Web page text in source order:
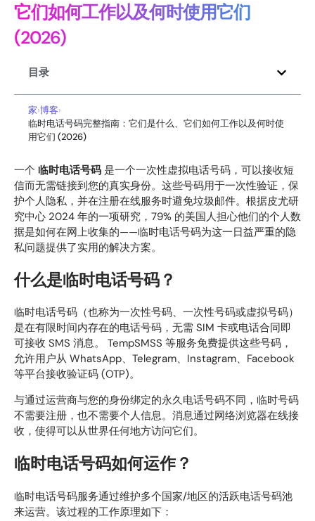
它们如何工作以及何时使用它们
(2026)
目录
家›博客›
临时电话号码完整指南：它们是什么、它们如何工作以及何时使
用它们 (2026)
一个 临时电话号码 是一个一次性虚拟电话号码，可以接收短
信而无需链接到您的真实身份。这些号码用于一次性验证，保
护个人隐私，并在注册在线服务时避免垃圾邮件。根据皮尤研
究中心 2024 年的一项研究，79% 的美国人担心他们的个人数
据是如何在网上收集的——临时电话号码为这一日益严重的隐
私问题提供了实用的解决方案。
什么是临时电话号码？
临时电话号码（也称为一次性号码、一次性号码或虚拟号码）
是在有限时间内存在的电话号码，无需 SIM 卡或电话合同即
可接收 SMS 消息。 TempSMSS 等服务免费提供这些号码，
允许用户从 WhatsApp、Telegram、Instagram、Facebook
等平台接收验证码 (OTP)。
与通过运营商与您的身份绑定的永久电话号码不同，临时号码
不需要注册，也不需要个人信息。消息通过网络浏览器在线接
收，使得可以从世界任何地方访问它们。
临时电话号码如何运作？
临时电话号码服务通过维护多个国家/地区的活跃电话号码池
来运营。该过程的工作原理如下：